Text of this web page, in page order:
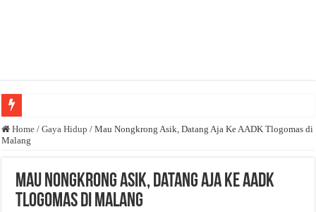
Anda butuh promosi usaha? Kontak ke Email redaksi@bisnisnasional.com
Dibutuhkan Marketing. Lamaran di-email ke redaksi@bisnisnasional.com
Home / Gaya Hidup / Mau Nongkrong Asik, Datang Aja Ke AADK Tlogomas di
Malang
Mau Nongkrong Asik, Datang Aja Ke AADK
Tlogomas di Malang